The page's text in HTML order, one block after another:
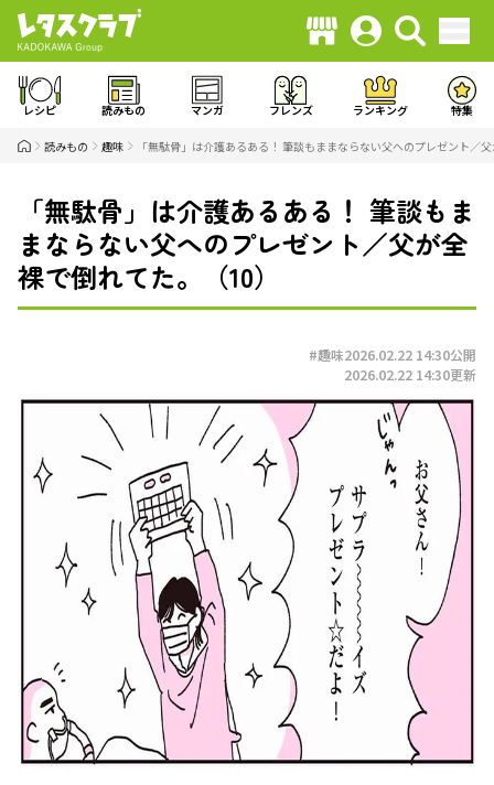
レシピ 読みもの マンガ フレンズ ランキング 特集
読みもの 趣味 「無駄骨」は介護あるある！ 筆談もままならない父へのプレゼント／
「無駄骨」は介護あるある！ 筆談もま
まならない父へのプレゼント／父が全
裸で倒れてた。（10）
#趣味2026.02.22 14:30公開
2026.02.22 14:30更新